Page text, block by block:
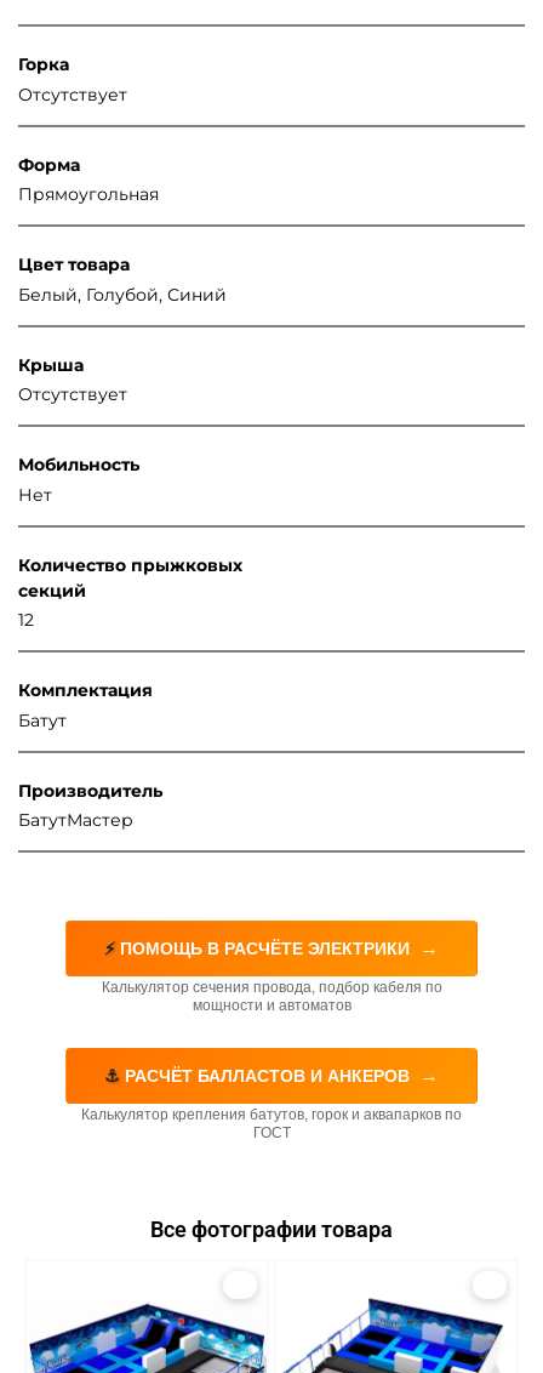
Горка
Отсутствует
Форма
Прямоугольная
Цвет товара
Белый, Голубой, Синий
Крыша
Отсутствует
Мобильность
Нет
Количество прыжковых
секций
12
Комплектация
Батут
Производитель
БатутМастер
⚡ ПОМОЩЬ В РАСЧЁТЕ ЭЛЕКТРИКИ →
Калькулятор сечения провода, подбор кабеля по
мощности и автоматов
⚓ РАСЧЁТ БАЛЛАСТОВ И АНКЕРОВ →
Калькулятор крепления батутов, горок и аквапарков по
ГОСТ
Все фотографии товара